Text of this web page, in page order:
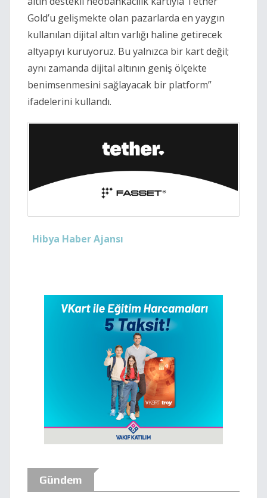
Gold’u gelişmekte olan pazarlarda en yaygın
kullanılan dijital altın varlığı haline getirecek
altyapıyı kuruyoruz. Bu yalnızca bir kart değil;
aynı zamanda dijital altının geniş ölçekte
benimsenmesini sağlayacak bir platform”
ifadelerini kullandı.
Hibya Haber Ajansı
Gündem